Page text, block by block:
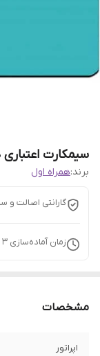
سیمکارت اعتباری همراه
برند:همراه اول
گارانتی اصالت و
زمان آماده‌سازی 3
مشخصات
اپراتور